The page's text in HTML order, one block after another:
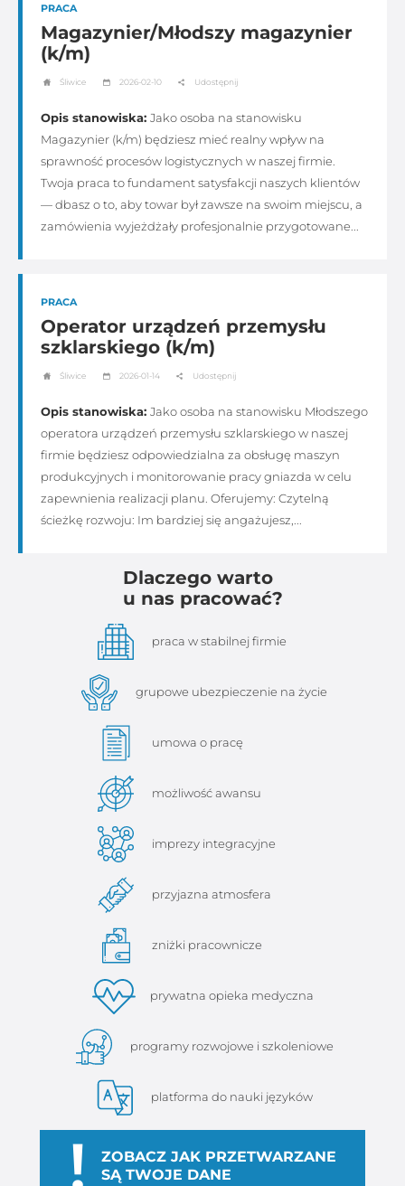
PRACA
Magazynier/Młodszy magazynier
(k/m)
Śliwice 2026-02-10 Udostępnij
Opis stanowiska: Jako osoba na stanowisku
Magazynier (k/m) będziesz mieć realny wpływ na
sprawność procesów logistycznych w naszej firmie.
Twoja praca to fundament satysfakcji naszych klientów
— dbasz o to, aby towar był zawsze na swoim miejscu, a
zamówienia wyjeżdżały profesjonalnie przygotowane...
PRACA
Operator urządzeń przemysłu
szklarskiego (k/m)
Śliwice 2026-01-14 Udostępnij
Opis stanowiska: Jako osoba na stanowisku Młodszego
operatora urządzeń przemysłu szklarskiego w naszej
firmie będziesz odpowiedzialna za obsługę maszyn
produkcyjnych i monitorowanie pracy gniazda w celu
zapewnienia realizacji planu. Oferujemy: Czytelną
ścieżkę rozwoju: Im bardziej się angażujesz,...
Dlaczego warto
u nas pracować?
praca w stabilnej firmie
grupowe ubezpieczenie na życie
umowa o pracę
możliwość awansu
imprezy integracyjne
przyjazna atmosfera
zniżki pracownicze
prywatna opieka medyczna
programy rozwojowe i szkoleniowe
platforma do nauki języków
!
ZOBACZ JAK PRZETWARZANE
SĄ TWOJE DANE